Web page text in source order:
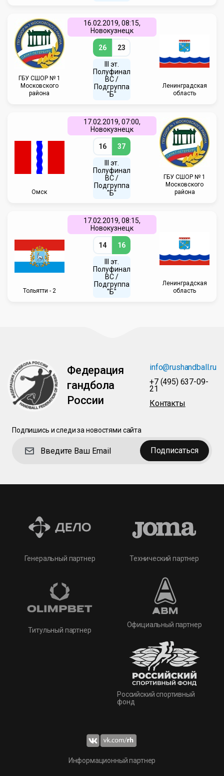
ГБУ СШОР № 1
Московского
района
16.02.2019, 08:15,
Новокузнецк
26 23
III эт.
Полуфинал
ВC /
Подгруппа
"Б"
Ленинградская
область
Омск
17.02.2019, 07:00,
Новокузнецк
16 37
III эт.
Полуфинал
ВC /
Подгруппа
"Б"
ГБУ СШОР № 1
Московского
района
Тольятти - 2
17.02.2019, 08:15,
Новокузнецк
14 16
III эт.
Полуфинал
ВC /
Подгруппа
"Б"
Ленинградская
область
Федерация
гандбола
России
info@rushandball.ru
+7 (495) 637-09-
21
Контакты
Подпишись и следи за новостями сайта
Подписаться
Генеральный партнер
Титульный партнер
Технический партнер
Официальный партнер
Российский спортивный
фонд
Информационный партнер